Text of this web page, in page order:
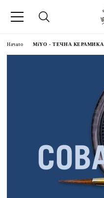
Начало MiYO - ТЕЧНА КЕРАМИКА